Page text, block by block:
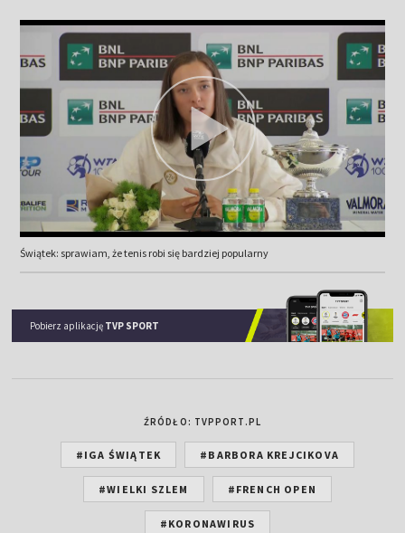
Świątek: sprawiam, że tenis robi się bardziej popularny
Pobierz aplikację TVP SPORT
ŹRÓDŁO: TVPPORT.PL
#IGA ŚWIĄTEK #BARBORA KREJCIKOVA
#WIELKI SZLEM #FRENCH OPEN
#KORONAWIRUS